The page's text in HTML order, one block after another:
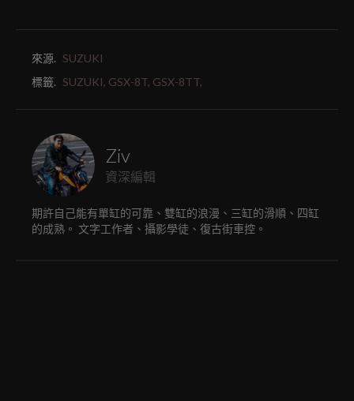
來源. SUZUKI
標籤. SUZUKI, GSX-8T, GSX-8TT,
Ziv
資深編輯
期許自己能有單缸的可靠、雙缸的浪漫、三缸的滑順、四缸
的成熟。 文字工作者、攝影學徒、復古街車控。